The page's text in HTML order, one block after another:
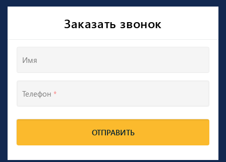
Заказать звонок
Имя
Телефон *
ОТПРАВИТЬ